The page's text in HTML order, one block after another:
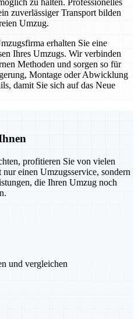
zu halten. Professionelles
zuverlässiger Transport bilden
Umzug.
erhalten Sie eine
Ihres Umzugs. Wir verbinden
Methoden und sorgen so für
Montage oder Abwicklung
damit Sie sich auf das Neue
profitieren Sie von vielen
einen Umzugsservice, sondern
die Ihren Umzug noch
und vergleichen